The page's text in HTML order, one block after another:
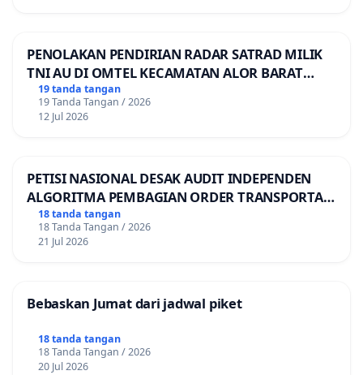
PENOLAKAN PENDIRIAN RADAR SATRAD MILIK
TNI AU DI OMTEL KECAMATAN ALOR BARAT
LAUT, KABUPATEN ALOR
19 tanda tangan
19 Tanda Tangan / 2026
12 Jul 2026
PETISI NASIONAL DESAK AUDIT INDEPENDEN
ALGORITMA PEMBAGIAN ORDER TRANSPORTASI
ONLINE
18 tanda tangan
18 Tanda Tangan / 2026
21 Jul 2026
Bebaskan Jumat dari jadwal piket
18 tanda tangan
18 Tanda Tangan / 2026
20 Jul 2026